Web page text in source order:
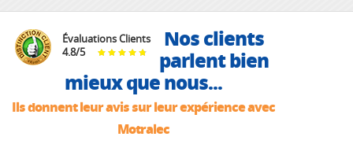
Évaluations Clients
4.8/5
Nos clients
parlent bien
mieux que nous...
Ils donnent leur avis sur leur expérience avec
Motralec